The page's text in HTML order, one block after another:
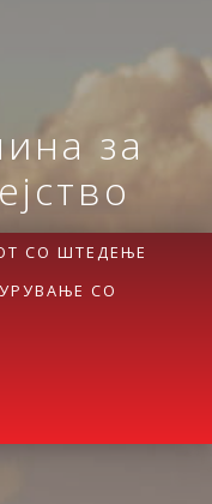
за
СО ШТЕДЕЊЕ
СО